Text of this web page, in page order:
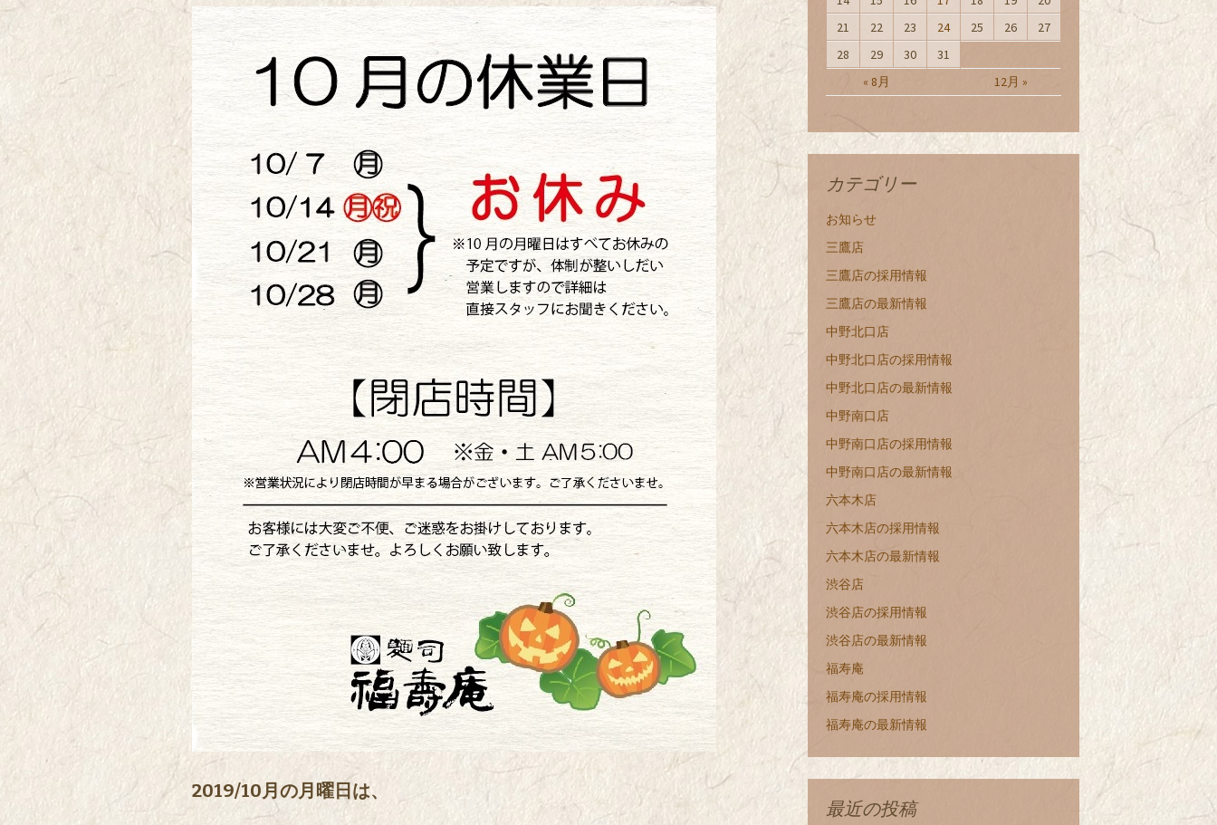
2019/10月の月曜日は、
« 8月 12月 »
21
22 23 24 25 26
27
28
29 30 31
カテゴリー
お知らせ
三鷹店
三鷹店の採用情報
三鷹店の最新情報
中野北口店
中野北口店の採用情報
中野北口店の最新情報
中野南口店
中野南口店の採用情報
中野南口店の最新情報
六本木店
六本木店の採用情報
六本木店の最新情報
渋谷店
渋谷店の採用情報
渋谷店の最新情報
福寿庵
福寿庵の採用情報
福寿庵の最新情報
最近の投稿